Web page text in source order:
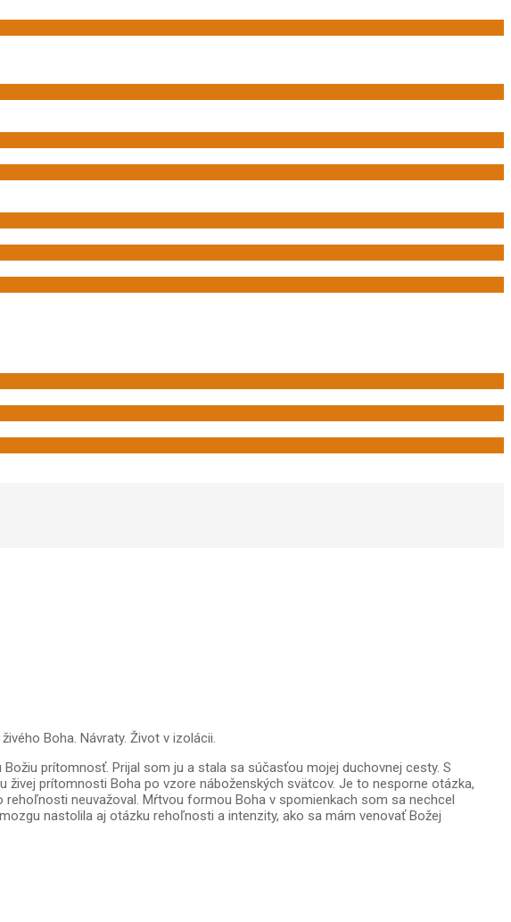
Boha. Návraty. Život v izolácii.
prítomnosť. Prijal som ju a stala sa súčasťou mojej duchovnej cesty. S
prítomnosti Boha po vzore náboženských svätcov. Je to nesporne otázka,
neuvažoval. Mŕtvou formou Boha v spomienkach som sa nechcel
nastolila aj otázku rehoľnosti a intenzity, ako sa mám venovať Božej